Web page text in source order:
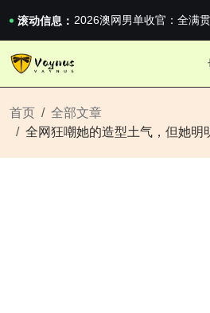
滚动信息： 《巅峰守卫 Highguard》
iPhone 16e 发布，苹果你
2026澳网男单收官：全满
首页
全部文章
全网狂嘲她的造型土气，但她